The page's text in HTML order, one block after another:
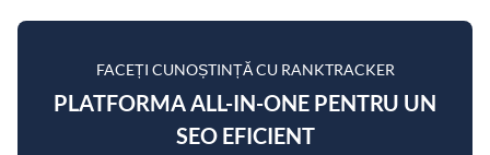
FACEȚI CUNOȘTINȚĂ CU RANKTRACKER
PLATFORMA ALL-IN-ONE PENTRU UN
SEO EFICIENT